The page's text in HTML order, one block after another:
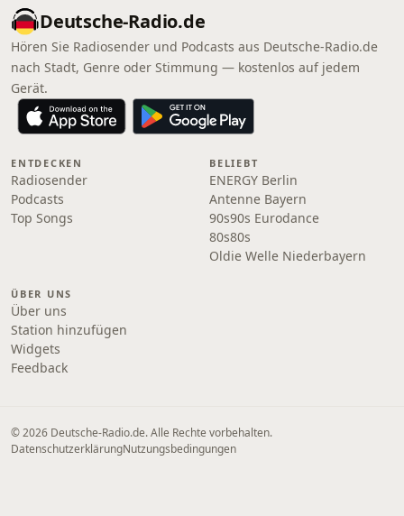
Deutsche-Radio.de
Hören Sie Radiosender und Podcasts aus Deutsche-Radio.de
nach Stadt, Genre oder Stimmung — kostenlos auf jedem
Gerät.
ENTDECKEN
Radiosender
Podcasts
Top Songs
BELIEBT
ENERGY Berlin
Antenne Bayern
90s90s Eurodance
80s80s
Oldie Welle Niederbayern
ÜBER UNS
Über uns
Station hinzufügen
Widgets
Feedback
© 2026 Deutsche-Radio.de. Alle Rechte vorbehalten.
DatenschutzerklärungNutzungsbedingungen